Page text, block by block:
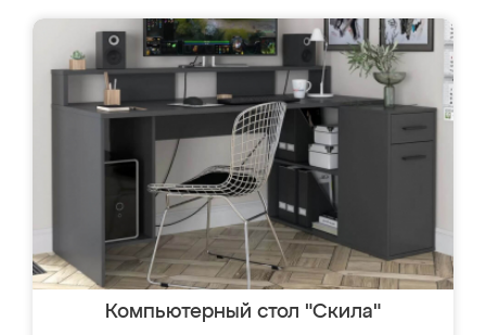
Компьютерный стол "Скила"